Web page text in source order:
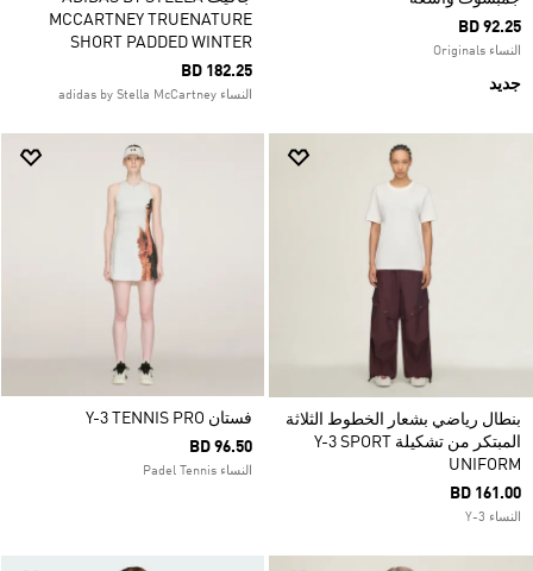
BD 92.25
النساء Originals
جديد
MCCARTNEY TRUENATURE
SHORT PADDED WINTER
BD 182.25
النساء adidas by Stella McCartney
بنطال رياضي بشعار الخطوط الثلاثة
المبتكر من تشكيلة Y-3 SPORT
UNIFORM
BD 161.00
النساء Y-3
فستان Y-3 TENNIS PRO
BD 96.50
النساء Padel Tennis